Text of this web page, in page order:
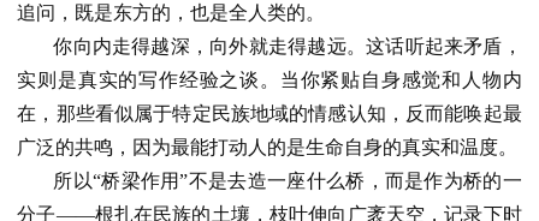
追问，既是东方的，也是全人类的。
你向内走得越深，向外就走得越远。这话听起来矛盾，
实则是真实的写作经验之谈。当你紧贴自身感觉和人物内
在，那些看似属于特定民族地域的情感认知，反而能唤起最
广泛的共鸣，因为最能打动人的是生命自身的真实和温度。
所以“桥梁作用”不是去造一座什么桥，而是作为桥的一
分子——根扎在民族的土壤，枝叶伸向广袤天空，记录下时